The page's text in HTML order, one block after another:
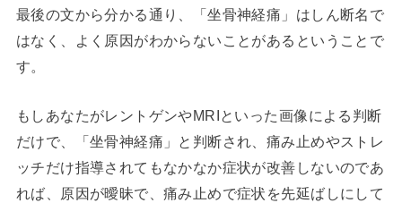
最後の文から分かる通り、「坐骨神経痛」はしん断名で
はなく、よく原因がわからないことがあるということで
す。
もしあなたがレントゲンやMRIといった画像による判断
だけで、「坐骨神経痛」と判断され、痛み止めやストレ
ッチだけ指導されてもなかなか症状が改善しないのであ
れば、原因が曖昧で、痛み止めで症状を先延ばしにして